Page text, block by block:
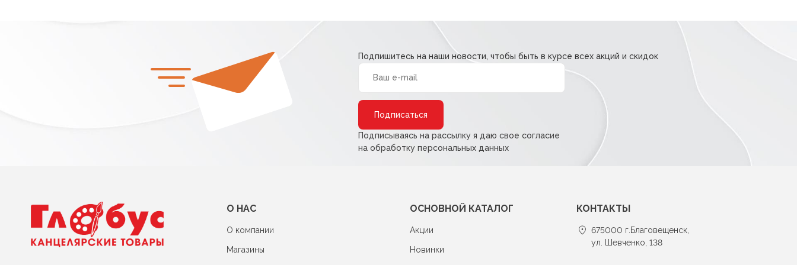
Подпишитесь на наши новости, чтобы быть в курсе всех акций и скидок
Подписываясь на рассылку я даю свое согласие
на обработку персональных данных
О НАС
О компании
Магазины
ОСНОВНОЙ КАТАЛОГ
Акции
Новинки
КОНТАКТЫ
675000 г.Благовещенск,
ул. Шевченко, 138